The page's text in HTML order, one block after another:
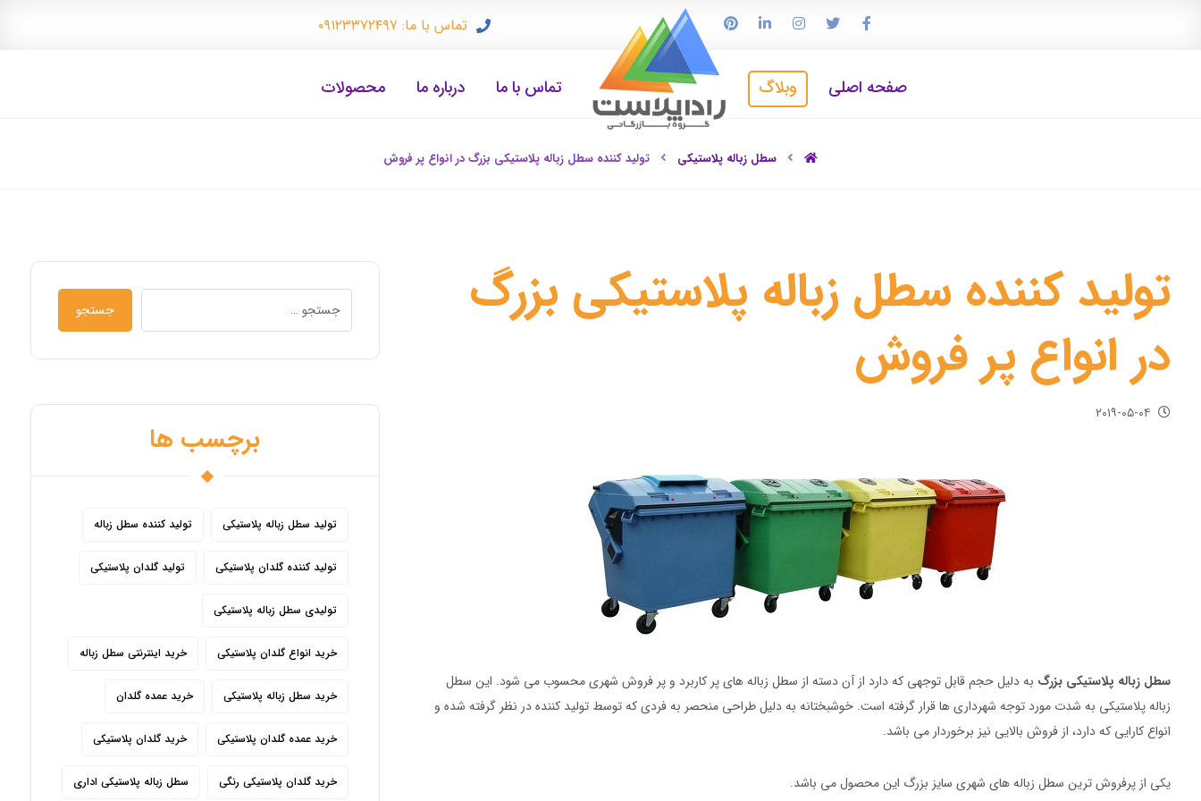
تماس با ما: ۰۹۱۲۳۳۷۲۴۹۷
تماس با ما درباره ما محصولات صفحه اصلی وبلاگ
سطل زباله پلاستیکی تولید کننده سطل زباله پلاستیکی بزرگ در انواع پر فروش
تولید کننده سطل زباله پلاستیکی بزرگ
در انواع پر فروش
۲۰۱۹-۰۵-۰۴
سطل زباله پلاستیکی بزرگ به دلیل حجم قابل توجهی که دارد از آن دسته از سطل زباله های پر کاربرد و پر فروش شهری محسوب می شود. این سطل
زباله پلاستیکی به شدت مورد توجه شهرداری ها قرار گرفته است. خوشبختانه به دلیل طراحی منحصر به فردی که توسط تولید کننده در نظر گرفته شده و
انواع کارایی که دارد، از فروش بالایی نیز برخوردار می باشد.
یکی از پرفروش ترین سطل زباله های شهری سایز بزرگ این محصول می باشد.
جستجو
برچسب ها
تولید سطل زباله پلاستیکی تولید کننده سطل زباله
تولید کننده گلدان پلاستیکی تولید گلدان پلاستیکی
تولیدی سطل زباله پلاستیکی
خرید انواع گلدان پلاستیکی خرید اینترنتی سطل زباله
خرید سطل زباله پلاستیکی خرید عمده گلدان
خرید عمده گلدان پلاستیکی خرید گلدان پلاستیکی
خرید گلدان پلاستیکی رنگی سطل زباله پلاستیکی اداری